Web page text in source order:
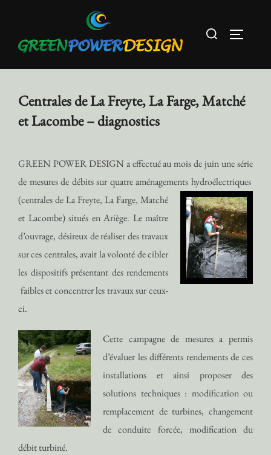
contenu
Rechercher :
Centrales de La Freyte, La Farge, Matché
et Lacombe – diagnostics
GREEN POWER DESIGN a effectué au mois de juin une série
de mesures de débits sur quatre aménagements hydroélectriques
(centrales de La Freyte, La Farge, Matché
et Lacombe) situés en Ariège. Le maître
d’ouvrage, désireux de réaliser des travaux
sur ces centrales, avait la volonté de cibler
les dispositifs présentant des rendements
faibles et concentrer les travaux sur ceux-
ci.
Cette campagne de mesures a permis
d’évaluer les différents rendements de ces
installations et ainsi proposer des
solutions techniques : modification ou
remplacement de turbines, changement
de conduite forcée, modification du
débit turbiné.